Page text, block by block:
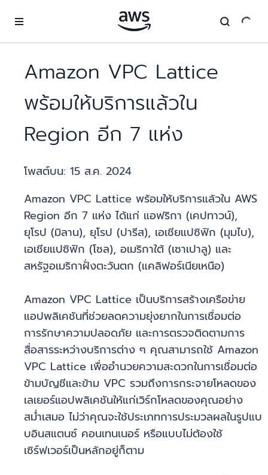
Amazon VPC Lattice
พร้อมให้บริการแล้วใน
Region อีก 7 แห่ง
โพสต์บน: 15 ส.ค. 2024
Amazon VPC Lattice พร้อมให้บริการแล้วใน AWS
Region อีก 7 แห่ง ได้แก่ แอฟริกา (เคปทาวน์),
ยุโรป (มิลาน), ยุโรป (ปารีส), เอเชียแปซิฟิก (มุมไบ),
เอเชียแปซิฟิก (โซล), อเมริกาใต้ (เซาเปาลู) และ
สหรัฐอเมริกาฝั่งตะวันตก (แคลิฟอร์เนียเหนือ)
Amazon VPC Lattice เป็นบริการสร้างเครือข่าย
แอปพลิเคชันที่ช่วยลดความยุ่งยากในการเชื่อมต่อ
การรักษาความปลอดภัย และการตรวจติดตามการ
สื่อสารระหว่างบริการต่าง ๆ คุณสามารถใช้ Amazon
VPC Lattice เพื่ออำนวยความสะดวกในการเชื่อมต่อ
ข้ามบัญชีและข้าม VPC รวมถึงการกระจายโหลดของ
เลเยอร์แอปพลิเคชันให้แก่เวิร์กโหลดของคุณอย่าง
สม่ำเสมอ ไม่ว่าคุณจะใช้ประเภทการประมวลผลในรูปแบ
บอินสแตนซ์ คอนเทนเนอร์ หรือแบบไม่ต้องใช้
เซิร์ฟเวอร์เป็นหลักอยู่ก็ตาม